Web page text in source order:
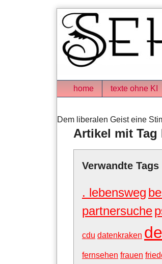
Navigation
home texte ohne KI
Dem liberalen Geist eine
Artikel mit
Verwandte Tags
. lebensweg
partnersuche
cdu datenkraken
fernsehen frauen